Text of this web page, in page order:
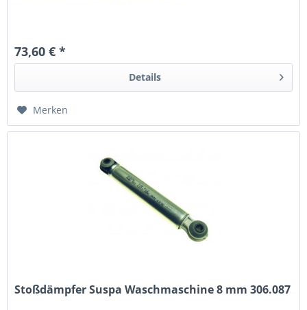
73,60 € *
Details
Merken
Stoßdämpfer Suspa Waschmaschine 8 mm 306.087